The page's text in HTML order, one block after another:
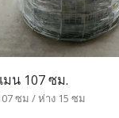
น 107 ซม.
ซม / ห่าง 15 ซม